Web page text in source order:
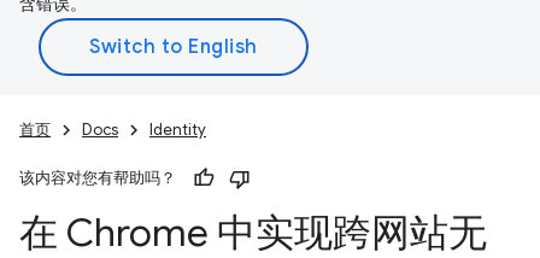
首页 Docs Identity
该内容对您有帮助吗？
在 Chrome 中实现跨网站无